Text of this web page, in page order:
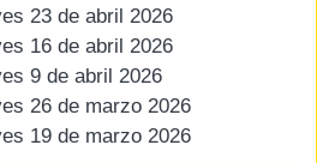
23 de abril 2026
16 de abril 2026
9 de abril 2026
26 de marzo 2026
19 de marzo 2026